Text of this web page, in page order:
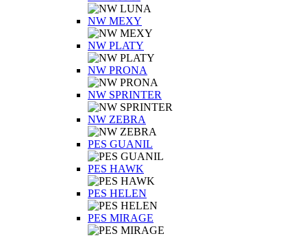
NW MEXY
NW PLATY
NW PRONA
NW SPRINTER
NW ZEBRA
PES GUANIL
PES HAWK
PES HELEN
PES MIRAGE